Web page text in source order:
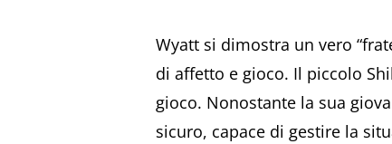
Wyatt si dimostra un vero
di affetto e gioco. Il piccolo
gioco. Nonostante la sua
sicuro, capace di gestire la